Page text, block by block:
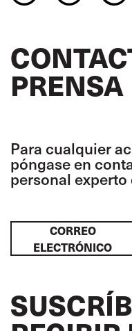
PRENSA
Para cualquier
póngase en
personal experto
CORREO
ELECTRÓNICO